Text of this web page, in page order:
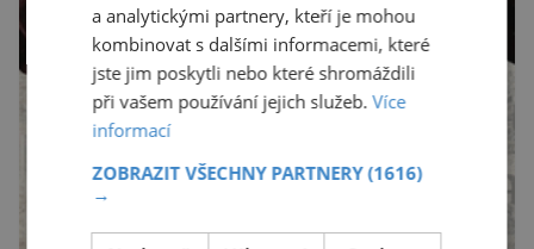
a analytickými partnery, kteří je mohou
kombinovat s dalšími informacemi, které
jste jim poskytli nebo které shromáždili
při vašem používání jejich služeb.Více
informací
ZOBRAZIT VŠECHNY PARTNERY(1616)
→